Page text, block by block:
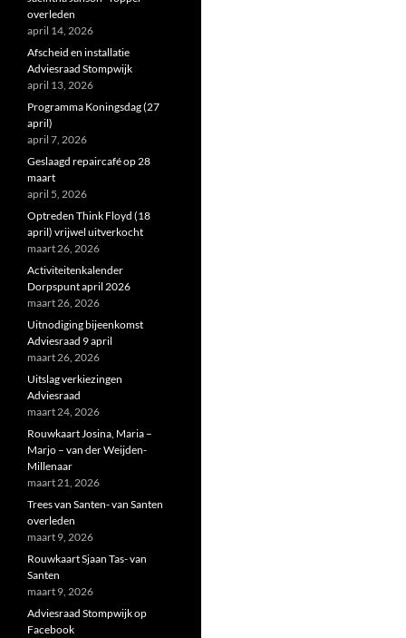
overleden
april 14, 2026
Afscheid en installatie
Adviesraad Stompwijk
april 13, 2026
Programma Koningsdag (27
april)
april 7, 2026
Geslaagd repaircafé op 28
maart
april 5, 2026
Optreden Think Floyd (18
april) vrijwel uitverkocht
maart 26, 2026
Activiteitenkalender
Dorpspunt april 2026
maart 26, 2026
Uitnodiging bijeenkomst
Adviesraad 9 april
maart 26, 2026
Uitslag verkiezingen
Adviesraad
maart 24, 2026
Rouwkaart Josina, Maria –
Marjo – van der Weijden-
Millenaar
maart 21, 2026
Trees van Santen- van Santen
overleden
maart 9, 2026
Rouwkaart Sjaan Tas- van
Santen
maart 9, 2026
Adviesraad Stompwijk op
Facebook